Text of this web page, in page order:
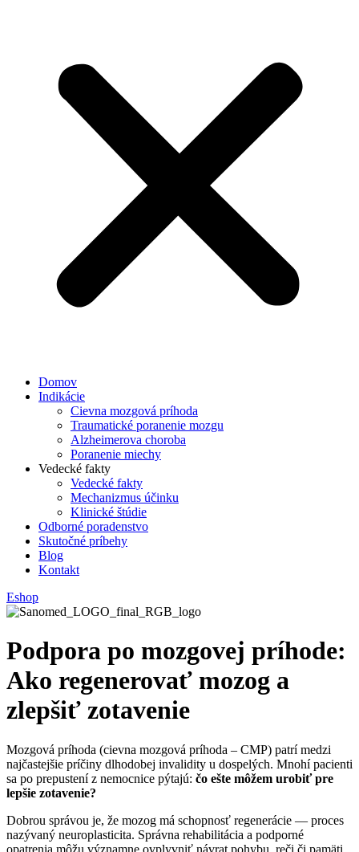
Domov
Indikácie
Cievna mozgová príhoda
Traumatické poranenie mozgu
Alzheimerova choroba
Poranenie miechy
Vedecké fakty
Vedecké fakty
Mechanizmus účinku
Klinické štúdie
Odborné poradenstvo
Skutočné príbehy
Blog
Kontakt
Eshop
Podpora po mozgovej príhode:
Ako regenerovať mozog a
zlepšiť zotavenie
Mozgová príhoda (cievna mozgová príhoda – CMP) patrí medzi
najčastejšie príčiny dlhodobej invalidity u dospelých. Mnohí pacienti
sa po prepustení z nemocnice pýtajú: čo ešte môžem urobiť pre
lepšie zotavenie?
Dobrou správou je, že mozog má schopnosť regenerácie — proces
nazývaný neuroplasticita. Správna rehabilitácia a podporné
opatrenia môžu významne ovplyvniť návrat pohybu, reči či pamäti.